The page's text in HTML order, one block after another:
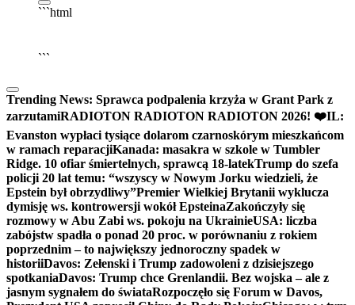
```html
```
Trending News: Sprawca podpalenia krzyża w Grant Park z
zarzutamiRADIOTON RADIOTON RADIOTON 2026! ❤️IL:
Evanston wypłaci tysiące dolarom czarnoskórym mieszkańcom
w ramach reparacjiKanada: masakra w szkole w Tumbler
Ridge. 10 ofiar śmiertelnych, sprawcą 18-latekTrump do szefa
policji 20 lat temu: “wszyscy w Nowym Jorku wiedzieli, że
Epstein był obrzydliwy”Premier Wielkiej Brytanii wyklucza
dymisję ws. kontrowersji wokół EpsteinaZakończyły się
rozmowy w Abu Zabi ws. pokoju na UkrainieUSA: liczba
zabójstw spadła o ponad 20 proc. w porównaniu z rokiem
poprzednim – to największy jednoroczny spadek w
historiiDavos: Zełenski i Trump zadowoleni z dzisiejszego
spotkaniaDavos: Trump chce Grenlandii. Bez wojska – ale z
jasnym sygnałem do świataRozpoczęło się Forum w Davos,